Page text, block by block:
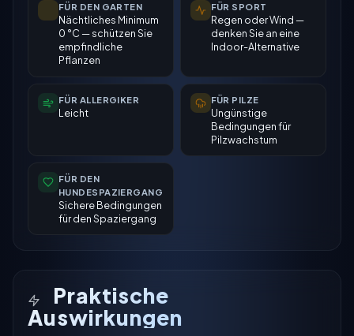
FÜR DEN GARTEN
Nächtliches Minimum
0 °C — schützen Sie
empfindliche
Pflanzen
FÜR SPORT
Regen oder Wind —
denken Sie an eine
Indoor-Alternative
FÜR ALLERGIKER
Leicht
FÜR PILZE
Ungünstige
Bedingungen für
Pilzwachstum
FÜR DEN
HUNDESPAZIERGANG
Sichere Bedingungen
für den Spaziergang
Praktische
Auswirkungen